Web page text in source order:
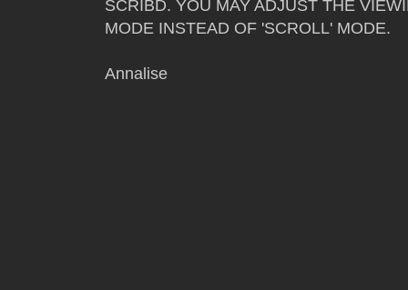
SCRIBD. YOU MAY ADJUST THE
MODE INSTEAD OF 'SCROLL' MODE.
Annalise